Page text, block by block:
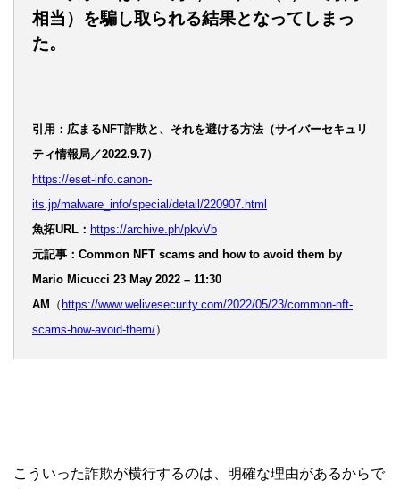
相当）を騙し取られる結果となってしまっ
た。
引用：広まるNFT詐欺と、それを避ける方法（サイバーセキュリ
ティ情報局／2022.9.7）
https://eset-info.canon-
its.jp/malware_info/special/detail/220907.html
魚拓URL： https://archive.ph/pkvVb
元記事：Common NFT scams and how to avoid them by
Mario Micucci 23 May 2022 – 11:30
AM
（ https://www.welivesecurity.com/2022/05/23/common-nft-
scams-how-avoid-them/）
こういった詐欺が横行するのは、明確な理由があるからで